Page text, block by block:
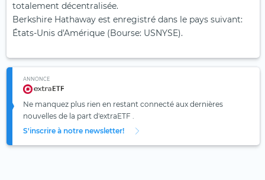
totalement décentralisée.
Berkshire Hathaway est enregistré dans le pays suivant:
États-Unis d'Amérique (Bourse: USNYSE).
ANNONCE
Ne manquez plus rien en restant connecté aux dernières
nouvelles de la part d'extraETF .
S'inscrire à notre newsletter!